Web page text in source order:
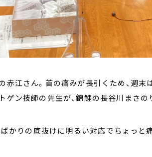
赤江さん。首の痛みが長引くため、週末
ゲン技師の先生が、錦鯉の長谷川まさの
ばかりの底抜けに明るい対応でちょっ